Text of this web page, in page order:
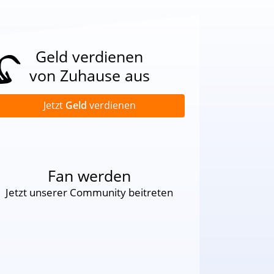
Geld verdienen
von Zuhause aus
Jetzt Geld verdienen
Fan werden
Jetzt unserer Community beitreten